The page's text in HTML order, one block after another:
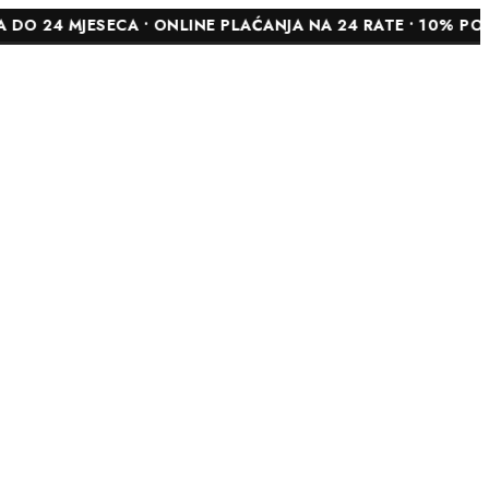
• ONLINE PLAĆANJA NA 24 RATE • 10% POPUSTA